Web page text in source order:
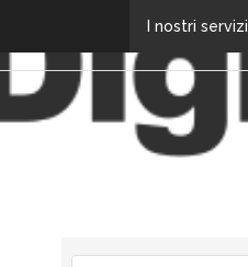
I nostri servizi